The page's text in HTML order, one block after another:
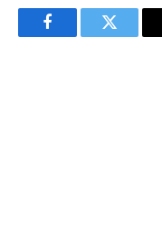
FacebookTwitter